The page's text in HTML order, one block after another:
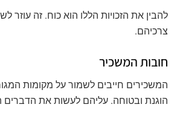
להבין את הזכויות הללו הוא כוח. זה עוזר
צרכיהם.
חובות המשכיר
המשכירים חייבים לשמור על מקומות
הוגנת ובטוחה. עליהם לעשות את הדברים